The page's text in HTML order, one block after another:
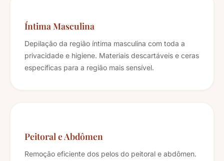
Íntima Masculina
Depilação da região íntima masculina com toda a
privacidade e higiene. Materiais descartáveis e ceras
específicas para a região mais sensível.
Peitoral e Abdômen
Remoção eficiente dos pelos do peitoral e abdômen.